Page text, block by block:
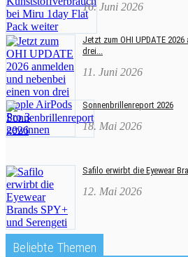
16. Juni 2026
Jetzt zum OHI UPDATE
drei...
11. Juni 2026
Sonnenbrillenreport 2026
18. Mai 2026
Safilo erwirbt die Eyewear
12. Mai 2026
Beliebte Themen